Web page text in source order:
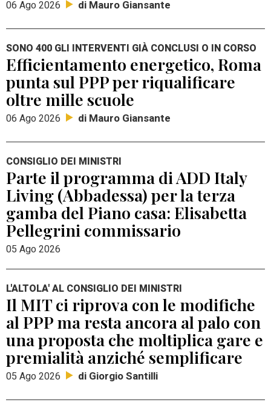
06 Ago 2026 di Mauro Giansante
SONO 400 GLI INTERVENTI GIÀ CONCLUSI O IN CORSO
Efficientamento energetico, Roma
punta sul PPP per riqualificare
oltre mille scuole
06 Ago 2026 di Mauro Giansante
CONSIGLIO DEI MINISTRI
Parte il programma di ADD Italy
Living (Abbadessa) per la terza
gamba del Piano casa: Elisabetta
Pellegrini commissario
05 Ago 2026
L'ALTOLA' AL CONSIGLIO DEI MINISTRI
Il MIT ci riprova con le modifiche
al PPP ma resta ancora al palo con
una proposta che moltiplica gare e
premialità anziché semplificare
05 Ago 2026 di Giorgio Santilli